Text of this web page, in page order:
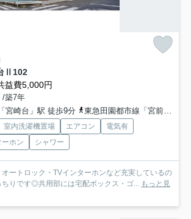
Ⅱ 102
益費5,000円
/築7年
宮崎台」駅 徒歩9分
東急田園都市線「宮前平」駅 徒歩12分
室内洗濯機置場 エアコン
電気有
ホン
シャワー
ートロック・TVインターホンなど充実しているの
りです◎共用部には宅配ボックス・ゴ... もっと見